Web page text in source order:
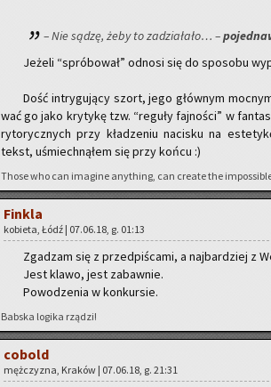
– Nie sądzę, żeby to za­dzia­ła­ło… –
Je­że­li “spró­bo­wał” od­no­si się do spo­so­bu
Dość in­try­gu­ją­cy szort, jego głów­nym
wać go jako kry­ty­kę tzw. “re­gu­ły faj­no­ści” w
ry­to­rycz­nych przy kła­dze­niu na­ci­sku na
tekst, uśmiech­ną­łem się przy końcu :)
Those who can ima­gi­ne any­thing, can cre­ate the
Fin­kla
ko­bie­ta, Łódź | 07.06.18, g. 01:13
Zga­dzam się z przed­pi­ś­ca­mi, a naj­bar­dziej z
Jest klawo, jest za­baw­nie.
Po­wo­dze­nia w kon­kur­sie.
Bab­ska lo­gi­ka rzą­dzi!
co­bold
męż­czy­zna, Kra­ków | 07.06.18, g. 21:31